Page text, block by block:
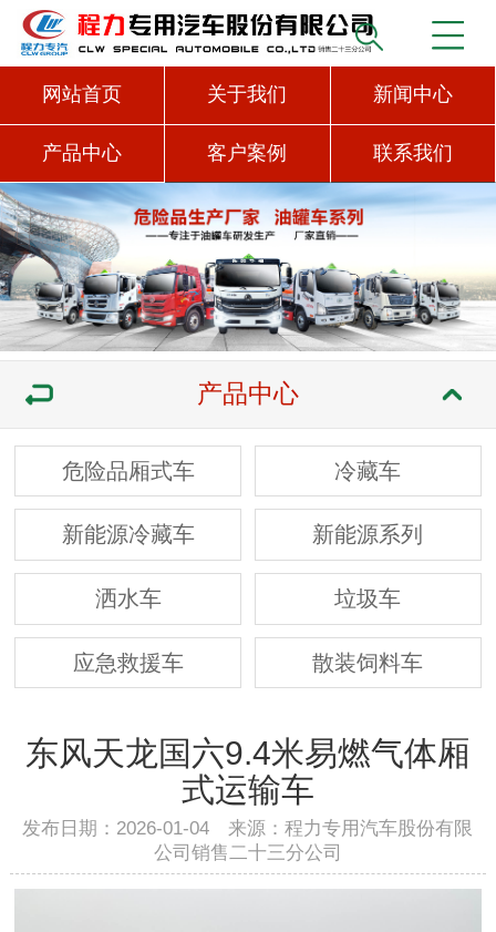
网站首页 关于我们 新闻中心
产品中心 客户案例 联系我们
产品中心
危险品厢式车 冷藏车
新能源冷藏车 新能源系列
洒水车 垃圾车
应急救援车 散装饲料车
东风天龙国六9.4米易燃气体厢
式运输车
发布日期：2026-01-04 来源：程力专用汽车股份有限
公司销售二十三分公司